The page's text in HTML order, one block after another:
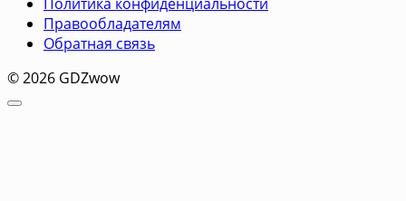
Правообладателям
Обратная связь
© 2026 GDZwow